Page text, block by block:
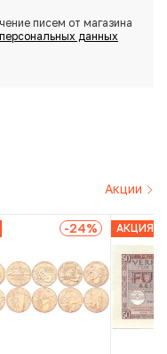
писем от магазина
данных
Акции
-24% АКЦИЯ